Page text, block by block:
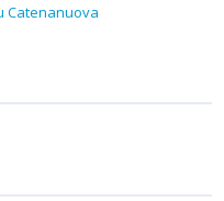
Catenanuova